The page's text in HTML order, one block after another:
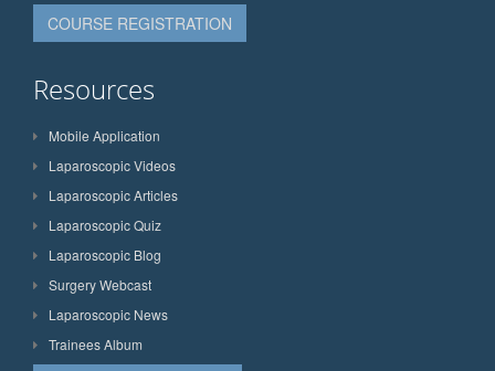
COURSE REGISTRATION
Resources
Mobile Application
Laparoscopic Videos
Laparoscopic Articles
Laparoscopic Quiz
Laparoscopic Blog
Surgery Webcast
Laparoscopic News
Trainees Album